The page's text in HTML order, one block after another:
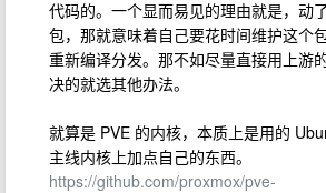
代码的。一个显而易见的理由就是，动
包，那就意味着自己要花时间维护这个
重新编译分发。那不如尽量直接用上游
决的就选其他办法。
就算是 PVE 的内核，本质上是用的
主线内核上加点自己的东西。
https://github.com/proxmox/pve-